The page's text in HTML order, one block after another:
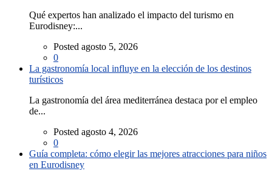
Qué expertos han analizado el impacto del turismo en
Eurodisney:...
Posted agosto 5, 2026
0
La gastronomía local influye en la elección de los destinos
turísticos
La gastronomía del área mediterránea destaca por el empleo
de...
Posted agosto 4, 2026
0
Guía completa: cómo elegir las mejores atracciones para niños
en Eurodisney